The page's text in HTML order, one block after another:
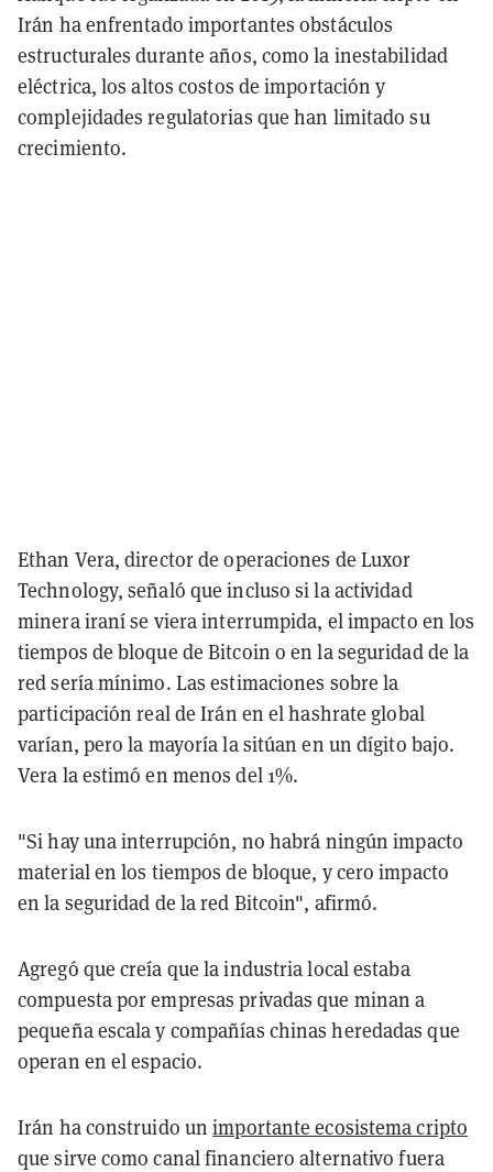
Irán ha enfrentado importantes obstáculos
estructurales durante años, como la inestabilidad
eléctrica, los altos costos de importación y
complejidades regulatorias que han limitado su
crecimiento.
Ethan Vera, director de operaciones de Luxor
Technology, señaló que incluso si la actividad
minera iraní se viera interrumpida, el impacto en los
tiempos de bloque de Bitcoin o en la seguridad de la
red sería mínimo. Las estimaciones sobre la
participación real de Irán en el hashrate global
varían, pero la mayoría la sitúan en un dígito bajo.
Vera la estimó en menos del 1%.
"Si hay una interrupción, no habrá ningún impacto
material en los tiempos de bloque, y cero impacto
en la seguridad de la red Bitcoin", afirmó.
Agregó que creía que la industria local estaba
compuesta por empresas privadas que minan a
pequeña escala y compañías chinas heredadas que
operan en el espacio.
Irán ha construido unimportante ecosistema cripto
que sirve como canal financiero alternativo fuera